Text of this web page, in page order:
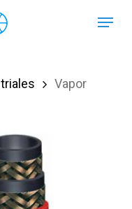
Menu
Vapor